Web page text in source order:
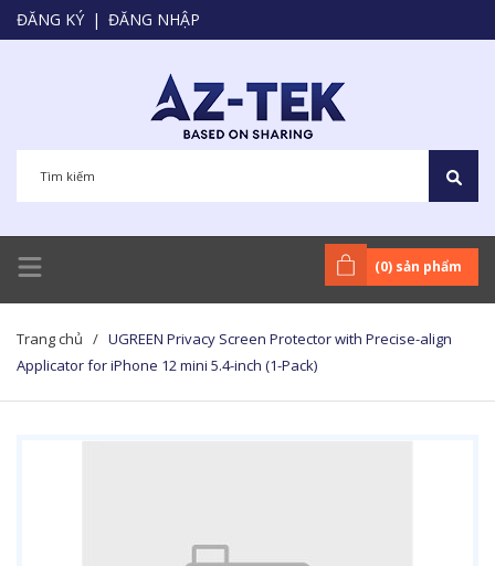
ĐĂNG KÝ | ĐĂNG NHẬP
(0) sản phẩm
Trang chủ / UGREEN Privacy Screen Protector with Precise-align
Applicator for iPhone 12 mini 5.4-inch (1-Pack)